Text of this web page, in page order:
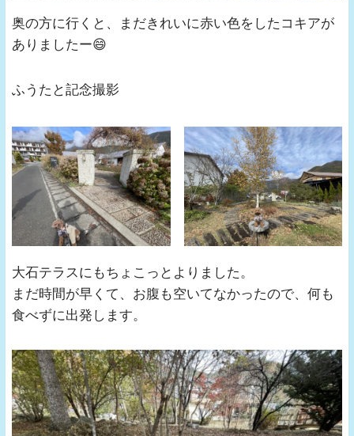
奥の方に行くと、まだきれいに赤い色をしたコキアが
ありましたー😄
ふうたと記念撮影
大石テラスにもちょこっとよりました。
まだ時間が早くて、お腹も空いてなかったので、何も
食べずに出発します。